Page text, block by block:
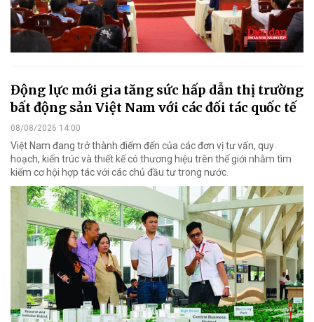
Động lực mới gia tăng sức hấp dẫn thị trường
bất động sản Việt Nam với các đối tác quốc tế
08/08/2026 14:00
Việt Nam đang trở thành điểm đến của các đơn vị tư vấn, quy
hoạch, kiến trúc và thiết kế có thương hiệu trên thế giới nhằm tìm
kiếm cơ hội hợp tác với các chủ đầu tư trong nước.